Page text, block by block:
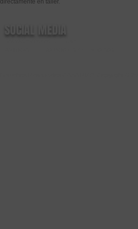
directamente en taller.
SOCIAL MEDIA